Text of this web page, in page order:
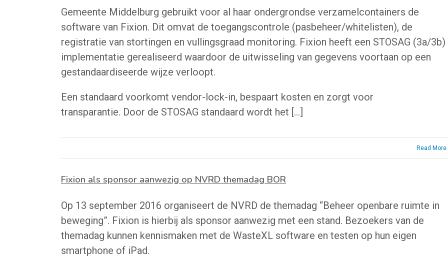
Gemeente Middelburg gebruikt voor al haar ondergrondse verzamelcontainers de
software van Fixion. Dit omvat de toegangscontrole (pasbeheer/whitelisten), de
registratie van stortingen en vullingsgraad monitoring. Fixion heeft een STOSAG (3a/3b)
implementatie gerealiseerd waardoor de uitwisseling van gegevens voortaan op een
gestandaardiseerde wijze verloopt.
Een standaard voorkomt vendor-lock-in, bespaart kosten en zorgt voor
transparantie. Door de STOSAG standaard wordt het […]
Read More
Fixion als sponsor aanwezig op NVRD themadag BOR
Op 13 september 2016 organiseert de NVRD de themadag “Beheer openbare ruimte in
beweging”. Fixion is hierbij als sponsor aanwezig met een stand. Bezoekers van de
themadag kunnen kennismaken met de WasteXL software en testen op hun eigen
smartphone of iPad.